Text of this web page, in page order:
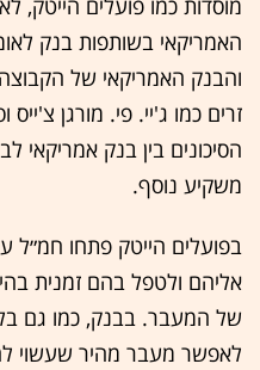
מוסדות כמו פועלים הייטק,
האמריקאי בשותפות בנק
והבנק האמריקאי של הקבוצה,
זרים כמו ג'יי. פי. מורגן
הסיכונים בין בנק אמריקאי
משקיע נוסף.
בפועלים הייטק פתחו חמ״ל
אליהם ולטפל בהם זמנית
של המעבר. בבנק, כמו גם